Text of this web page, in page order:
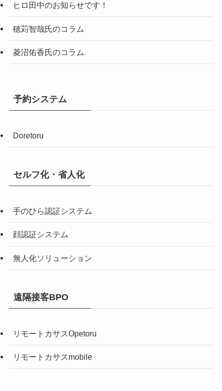
ヒロ田中のお知らせです！
穂苅智哉氏のコラム
菱沼佑香氏のコラム
予約システム
Doretoru
セルフ化・省人化
手のひら認証システム
顔認証システム
無人化ソリューション
遠隔接客BPO
リモートカサスOpetoru
リモートカサスmobile